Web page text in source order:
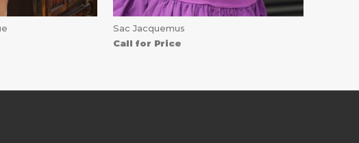
Sac Jacquemus
Call for Price